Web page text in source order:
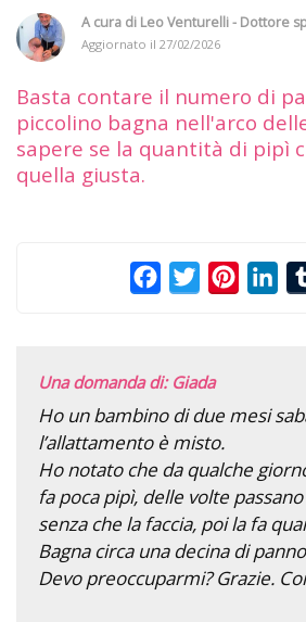
A cura di Leo Venturelli - Dottore
Aggiornato il 27/02/2026
Basta contare il numero di
piccolino bagna nell'arco
sapere se la quantità di pipì
quella giusta.
FacebookTwitterPinterest
Una domanda di: Giada
Ho un bambino di due mesi
l’allattamento è misto.
Ho notato che da qualche
fa poca pipì, delle volte
senza che la faccia, poi la fa
Bagna circa una decina di
Devo preoccuparmi? Grazie.